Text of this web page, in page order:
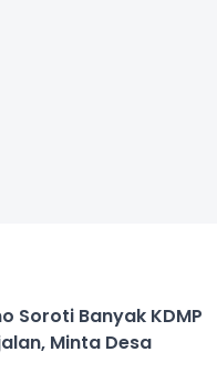
Soroti Banyak KDMP
Minta Desa